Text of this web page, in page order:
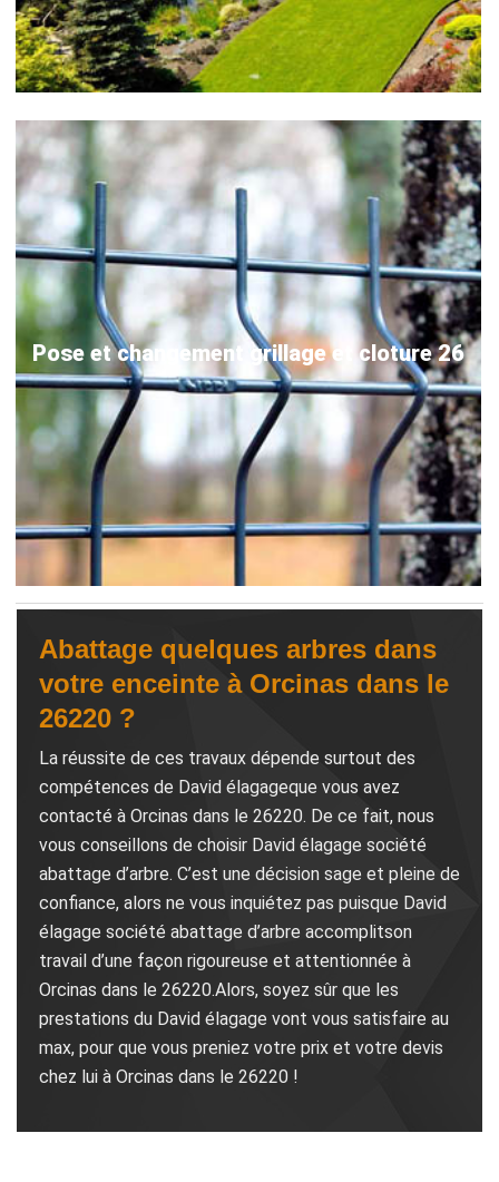
Pose et changement grillage et cloture 26
Abattage quelques arbres dans
votre enceinte à Orcinas dans le
26220 ?
La réussite de ces travaux dépende surtout des
compétences de David élagageque vous avez
contacté à Orcinas dans le 26220. De ce fait, nous
vous conseillons de choisir David élagage société
abattage d’arbre. C’est une décision sage et pleine de
confiance, alors ne vous inquiétez pas puisque David
élagage société abattage d’arbre accomplitson
travail d’une façon rigoureuse et attentionnée à
Orcinas dans le 26220.Alors, soyez sûr que les
prestations du David élagage vont vous satisfaire au
max, pour que vous preniez votre prix et votre devis
chez lui à Orcinas dans le 26220 !